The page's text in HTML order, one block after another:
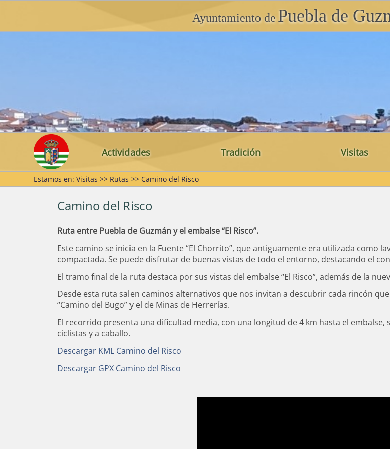
Ayuntamiento de Puebla de
Actividades
Inicio
Centro Joven
Carné Joven
Campos de Trabajo
Corresponsales Juveniles
C. D. Herrerías
Piscina Municipal
Aula de Música
Taller de Encaje de Bolillos
Taller de Dibujo
Área de Autocaravanas
Tradición
Romería
Santa Bárbara
Pista Hípica
Andecab
Bajada de la Virgen
Gastronomía
Matanza
Juan el Armero
LA CAZA
Visitas
Dónde estamos
Puebla de Guzmán en la Historia
Camino del Risco
Camino a la Peña
Ruta Los Arroíllos
Puebla-Las Herrerías
Del Molino a la Fuente
La Peña
El Castillo
La Presa
Las Herrerías
El Ferrocarril del
Estamos en: Visitas >> Rutas >> Camino del Risco
Camino del Risco
Ruta entre Puebla de Guzmán y el embalse “El Risco”.
Este camino se inicia en la Fuente “El Chorrito”, que antiguamente era utilizada como
compactada. Se puede disfrutar de buenas vistas de todo el entorno, destacando el
El tramo final de la ruta destaca por sus vistas del embalse “El Risco”, además de la
Desde esta ruta salen caminos alternativos que nos invitan a descubrir cada rincón
“Camino del Bugo” y el de Minas de Herrerías.
El recorrido presenta una dificultad media, con una longitud de 4 km hasta el
ciclistas y a caballo.
Descargar KML Camino del Risco
Descargar GPX Camino del Risco